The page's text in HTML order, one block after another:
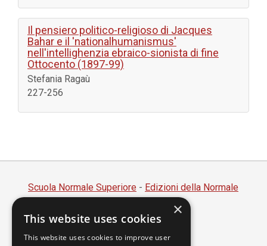
Il pensiero politico-religioso di Jacques
Bahar e il 'nationalhumanismus'
nell'intellighenzia ebraico-sionista di fine
Ottocento (1897-99)
Stefania Ragaù
227-256
Scuola Normale Superiore - Edizioni della Normale
Piazza dei Cavalieri, 7 - 56126 Pisa
Codice fiscale 80005050507
Partita IVA 00420000507
×
This website uses cookies
This website uses cookies to improve user